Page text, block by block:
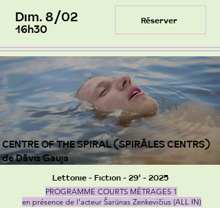
Dim. 8/02
16h30
Réserver
CENTRE OF THE SPIRAL (SPIRĀLES CENTRS)
de Dāvis Gauja
Lettonie - Fiction - 29' - 2025
PROGRAMME COURTS MÉTRAGES 1
en présence de l’acteur Šarūnas Zenkevičius (ALL IN)